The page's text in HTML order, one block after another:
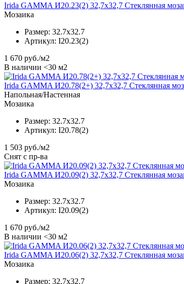
Irida GAMMA И20.23(2) 32,7x32,7 Стеклянная
Мозаика
Размер: 32.7x32.7
Артикул: I20.23(2)
1 670 руб./м2
В наличии <30 м2
Irida GAMMA И20.78(2+) 32,7x32,7 Стеклянная
Напольная/Настенная
Мозаика
Размер: 32.7x32.7
Артикул: I20.78(2)
1 503 руб./м2
Снят с пр-ва
Irida GAMMA И20.09(2) 32,7x32,7 Стеклянная
Мозаика
Размер: 32.7x32.7
Артикул: I20.09(2)
1 670 руб./м2
В наличии <30 м2
Irida GAMMA И20.06(2) 32,7x32,7 Стеклянная
Мозаика
Размер: 32.7x32.7